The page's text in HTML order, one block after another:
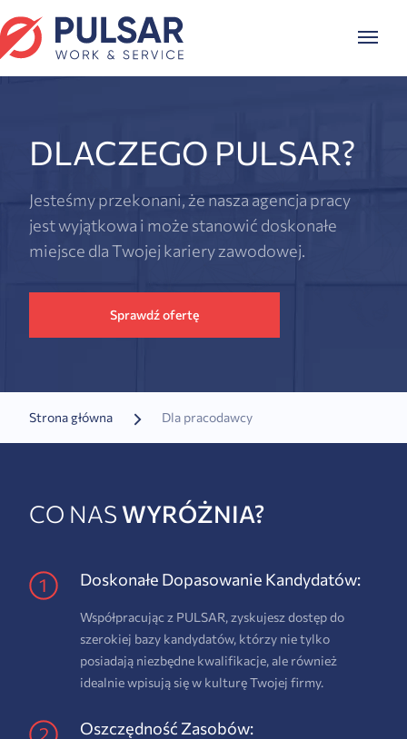
DLACZEGO PULSAR?
Jesteśmy przekonani, że nasza agencja pracy
jest wyjątkowa i może stanowić doskonałe
miejsce dla Twojej kariery zawodowej.
Sprawdź ofertę
Strona główna Dla pracodawcy
CO NASWYRÓŻNIA?
Doskonałe Dopasowanie Kandydatów:
Współpracując z PULSAR, zyskujesz dostęp do
szerokiej bazy kandydatów, którzy nie tylko
posiadają niezbędne kwalifikacje, ale również
idealnie wpisują się w kulturę Twojej firmy.
Oszczędność Zasobów: